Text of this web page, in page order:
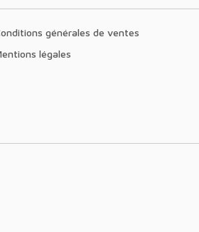
Conditions générales de ventes
Mentions légales